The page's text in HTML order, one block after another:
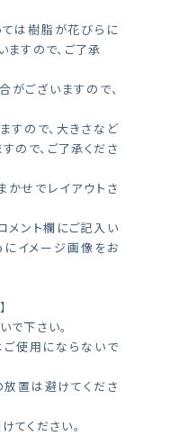
は樹脂が花びらに
ますので、ご了承
ございますので、
すので、大きさなど
ので、ご了承くださ
せでレイアウトさ
ント欄にご記入い
にイメージ画像をお
で下さい。
ご使用にならないで
置は避けてくださ
てください。